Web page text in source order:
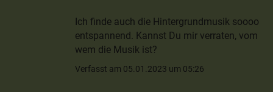
Ich finde auch die Hintergrundmusik soooo
entspannend. Kannst Du mir verraten, vom
wem die Musik ist?
Verfasst am 05.01.2023 um 05:26